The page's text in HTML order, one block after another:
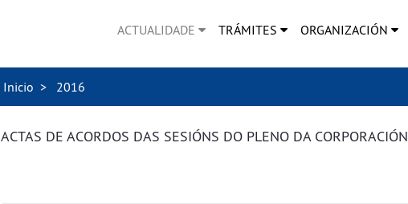
ACTUALIDADE TRÁMITES ORGANIZACIÓN
Inicio 2016
ACTAS DE ACORDOS DAS SESIÓNS DO PLENO DA CORPORACIÓN